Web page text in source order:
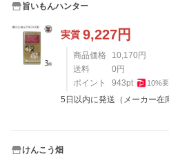
旨いもんハンター
実質 9,227円
商品価格 10,170円
送料
0円
ポイント
943pt 10%
5日以内に発送（メーカー在
けんこう畑